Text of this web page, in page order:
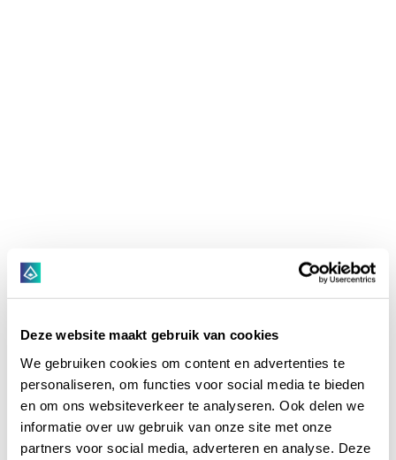
Deze website maakt gebruik van cookies
We gebruiken cookies om content en advertenties te
personaliseren, om functies voor social media te bieden
en om ons websiteverkeer te analyseren. Ook delen we
informatie over uw gebruik van onze site met onze
partners voor social media, adverteren en analyse. Deze